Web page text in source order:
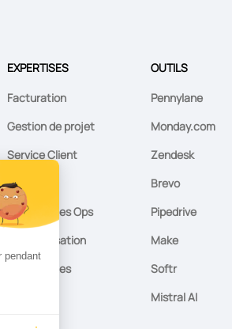
EXPERTISES
Facturation
Gestion de projet
Service Client
Marketing
CRM & Sales Ops
Automatisation
App internes
OUTILS
Pennylane
Monday.com
Zendesk
Brevo
Pipedrive
Make
Softr
Mistral AI